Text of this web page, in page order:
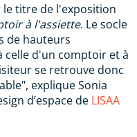
le titre de l'exposition
à l'assiette. Le socle
de hauteurs
d'un comptoir et à
se retrouve donc
explique Sonia
d’espace de LISAA